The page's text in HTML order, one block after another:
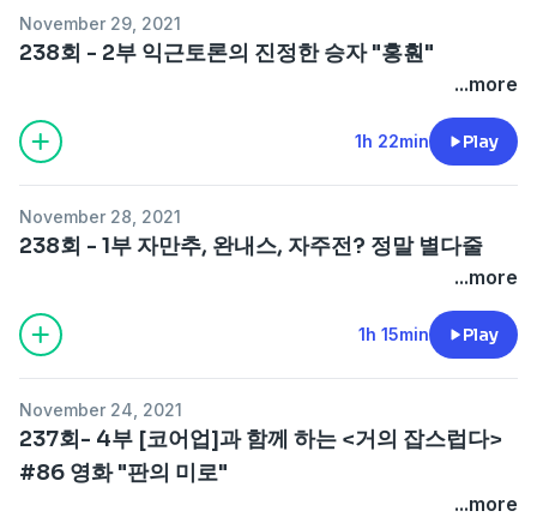
November 29, 2021
238회 - 2부 익근토론의 진정한 승자 "홍훤"
...more
1h 22min Play
November 28, 2021
238회 - 1부 자만추, 완내스, 자주전? 정말 별다줄
...more
1h 15min Play
November 24, 2021
237회- 4부 [코어업]과 함께 하는 <거의 잡스럽다>
#86 영화 "판의 미로"
...more